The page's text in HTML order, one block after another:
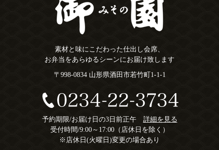
素材と味にこだわった仕出し会席、
お弁当をあらゆるシーンにお届け致します
〒998-0834 山形県酒田市若竹町1-1-1
予約期限/お届け日の3日前正午 詳細を見る
受付時間/9:00～17:00（店休日を除く）
※店休日(火曜日)変更の場合あり